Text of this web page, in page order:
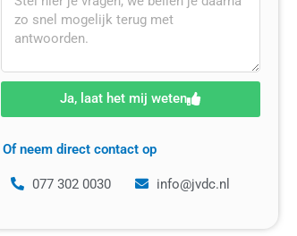
Ja, laat het mij weten
Of neem direct contact op
077 302 0030 info@jvdc.nl